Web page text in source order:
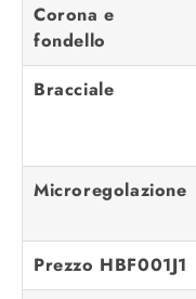
Corona e
fondello
Bracciale
Microregolazione
Prezzo HBF001J1